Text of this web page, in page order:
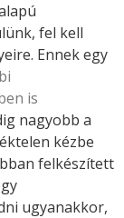
fel kell
Ennek egy
is
nagyobb a
kézbe
felkészített
ugyanakkor,